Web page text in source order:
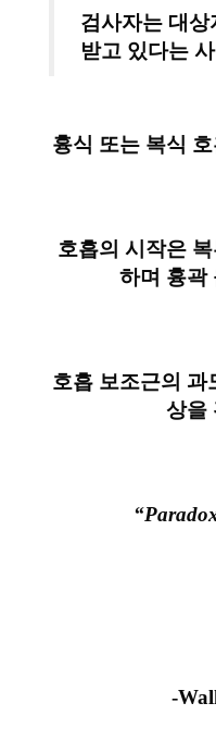
검사자는 대
받고 있다는
흉식 또는 복식
호흡의 시작은
하며 흉곽
호흡 보조근의 과
상을
-